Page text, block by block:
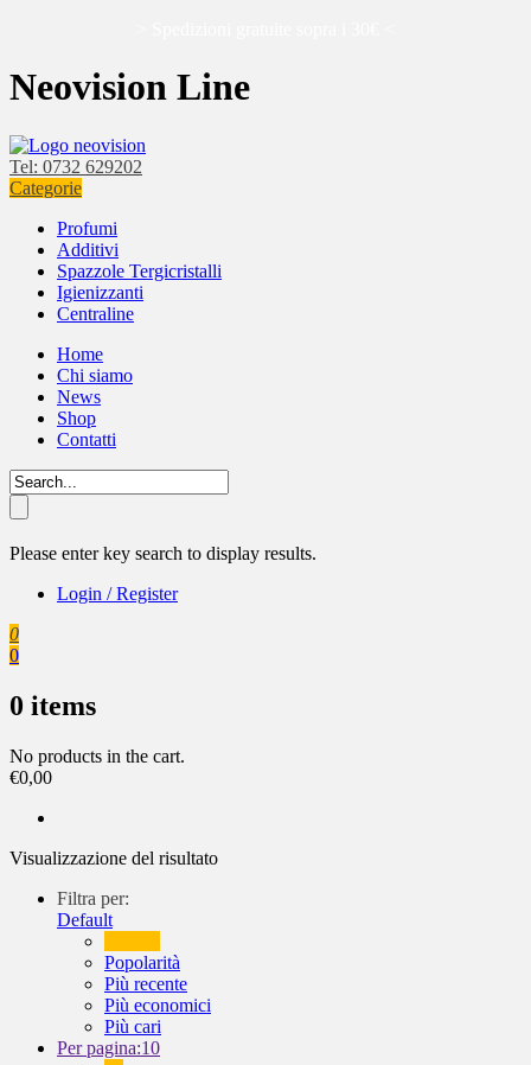
Neovision Line
Tel: 0732 629202
Categorie
Profumi
Additivi
Spazzole Tergicristalli
Igienizzanti
Centraline
Home
Chi siamo
News
Shop
Contatti
Please enter key search to display results.
Login / Register
0
0
0 items
No products in the cart.
€0,00
Visualizzazione del risultato
Filtra per:
Default
Popolarità
Più recente
Più economici
Più cari
Per pagina:10